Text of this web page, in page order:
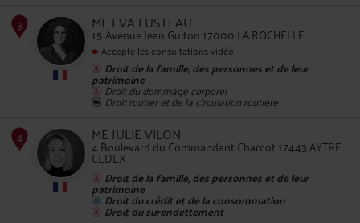
3
ME EVA LUSTEAU
15 Avenue Jean Guiton 17000 LA ROCHELLE
Accepte les consultations vidéo
Droit de la famille, des personnes et de leur
patrimoine
Droit du dommage corporel
Droit routier et de la circulation routière
ME JULIE VILON
4 Boulevard du Commandant Charcot 17443 AYTRE
CEDEX
Droit de la famille, des personnes et de leur
patrimoine
Droit du crédit et de la consommation
Droit du surendettement